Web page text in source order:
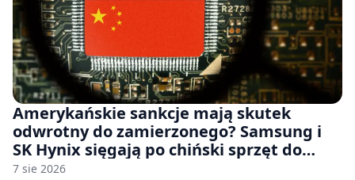
Amerykańskie sankcje mają skutek
odwrotny do zamierzonego? Samsung i
SK Hynix sięgają po chiński sprzęt do
fabryk chipów
7 sie 2026